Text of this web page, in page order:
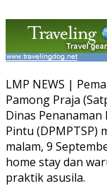
LMP NEWS |
Pamong Praja
Dinas
Pintu (DPMPTSP)
malam, 9
home stay dan
praktik asusila.